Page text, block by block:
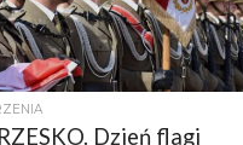
Dzień flagi